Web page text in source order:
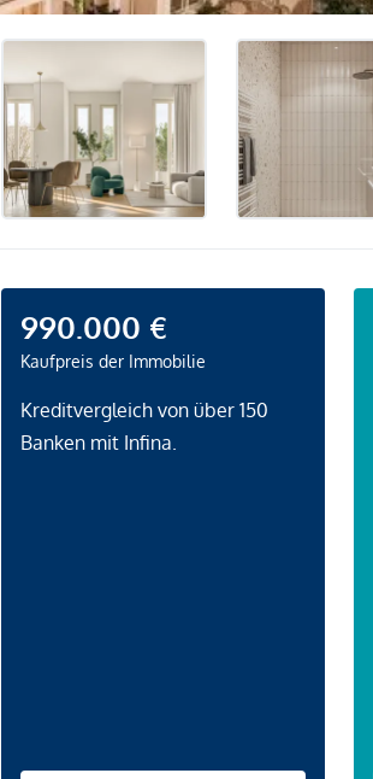
990.000 €
Kaufpreis der Immobilie
Kreditvergleich von über 150
Banken mit Infina.